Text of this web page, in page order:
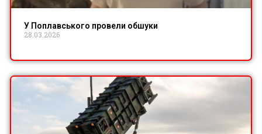
У Поплавського провели обшуки
28.03.2026